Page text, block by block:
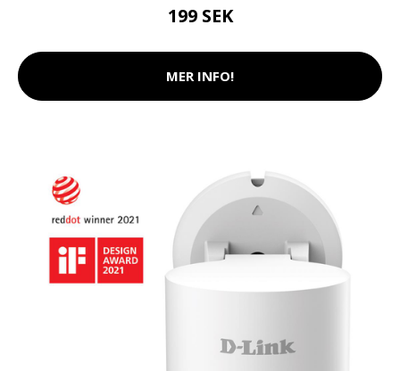
199 SEK
MER INFO!